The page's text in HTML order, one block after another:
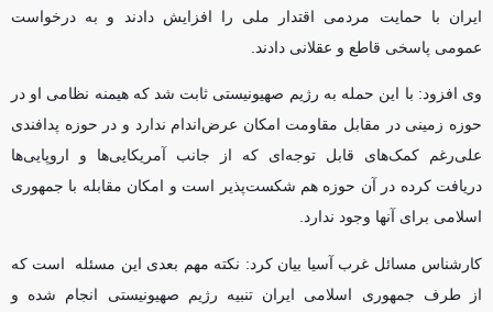
ایران با حمایت مردمی اقتدار ملی را افزایش دادند و به درخواست
عمومی پاسخی قاطع و عقلانی دادند.
وی افزود: با این حمله به رژیم صهیونیستی ثابت شد که هیمنه نظامی او در
حوزه زمینی در مقابل مقاومت امکان عرض‌اندام ندارد و در حوزه پدافندی
علی‌رغم کمک‌های قابل توجه‌ای که از جانب آمریکایی‌ها و اروپایی‌ها
دریافت کرده در آن حوزه هم شکست‌پذیر است و امکان مقابله با جمهوری
اسلامی برای آنها وجود ندارد.
کارشناس مسائل غرب آسیا بیان کرد: نکته مهم بعدی این مسئله است که
از طرف جمهوری اسلامی ایران تنبیه رژیم صهیونیستی انجام شده و